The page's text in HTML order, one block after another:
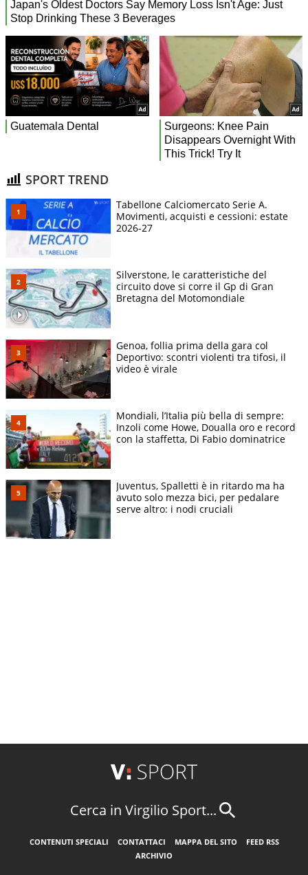
SPORT TREND
Tabellone Calciomercato Serie A.
Movimenti, acquisti e cessioni: estate
2026-27
Silverstone, le caratteristiche del
circuito dove si corre il Gp di Gran
Bretagna del Motomondiale
Genoa, follia prima della gara col
Deportivo: scontri violenti tra tifosi, il
video è virale
Mondiali, l’Italia più bella di sempre:
Inzoli come Howe, Doualla oro e record
con la staffetta, Di Fabio dominatrice
Juventus, Spalletti è in ritardo ma ha
avuto solo mezza bici, per pedalare
serve altro: i nodi cruciali
Cerca in Virgilio Sport...
CONTENUTI SPECIALI CONTATTACI MAPPA DEL SITO
FEED RSS
ARCHIVIO